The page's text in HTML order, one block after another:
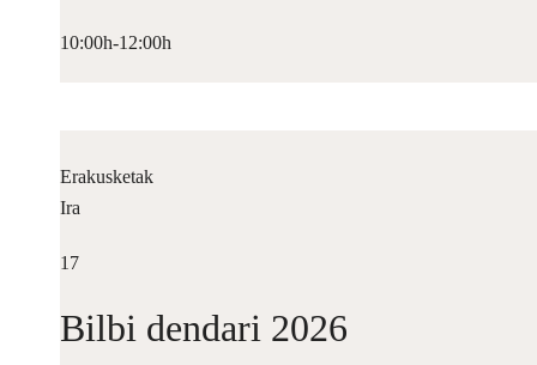
10:00h-12:00h
Erakusketak
Ira
17
Bilbi dendari 2026